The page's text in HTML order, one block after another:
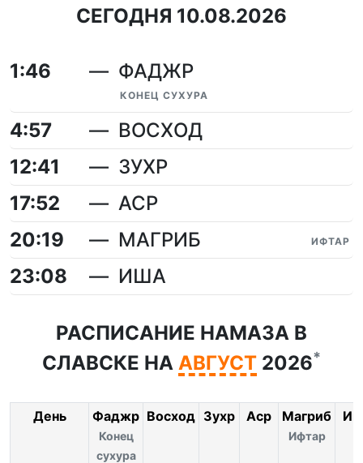
СЕГОДНЯ 10.08.2026
1:46 ФАДЖР
КОНЕЦ СУХУРА
4:57
ВОСХОД
12:41
ЗУХР
17:52
АСР
20:19
МАГРИБ ИФТАР
23:08 ИША
РАСПИСАНИЕ НАМАЗА В
СЛАВСКЕ НА АВГУСТ 2026*
День Фаджр
Конец
сухура
Восход Зухр Аср Магриб
Ифтар